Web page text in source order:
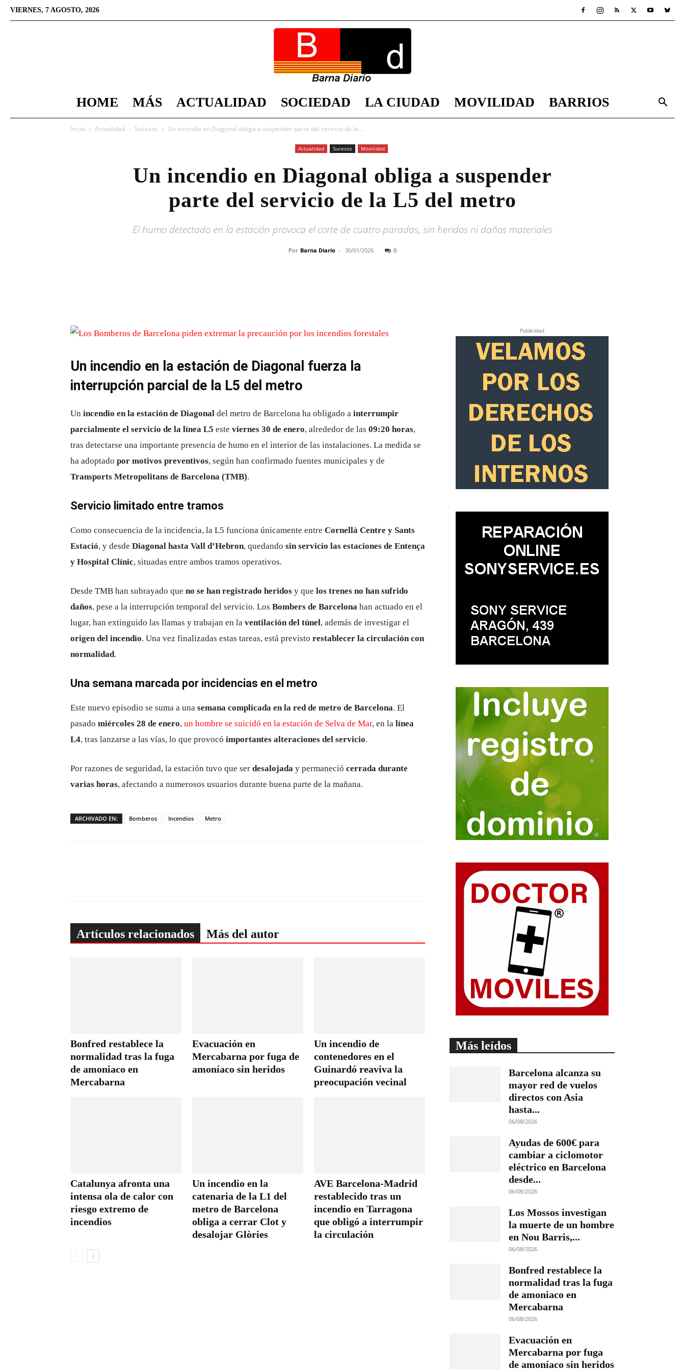
VIERNES, 7 AGOSTO, 2026
Diario
HOME MÁS ACTUALIDAD SOCIEDAD LA CIUDAD MOVILIDAD BARRIOS
Inicio Actualidad Sucesos Un incendio en Diagonal obliga a suspender parte del servicio de la...
Actualidad Sucesos Movilidad
Un incendio en Diagonal obliga a suspender
parte del servicio de la L5 del metro
El humo detectado en la estación provoca el corte de cuatro paradas, sin heridos ni daños materiales
Por Barna Diario - 30/01/2026 0
Un incendio en la estación de Diagonal fuerza la
interrupción parcial de la L5 del metro
Un incendio en la estación de Diagonal del metro de Barcelona ha obligado a interrumpir
parcialmente el servicio de la línea L5 este viernes 30 de enero, alrededor de las 09:20 horas,
tras detectarse una importante presencia de humo en el interior de las instalaciones. La medida se
ha adoptado por motivos preventivos, según han confirmado fuentes municipales y de
Transports Metropolitans de Barcelona (TMB).
Servicio limitado entre tramos
Como consecuencia de la incidencia, la L5 funciona únicamente entre Cornellà Centre y Sants
Estació, y desde Diagonal hasta Vall d’Hebron, quedando sin servicio las estaciones de Entença
y Hospital Clínic, situadas entre ambos tramos operativos.
Desde TMB han subrayado que no se han registrado heridos y que los trenes no han sufrido
daños, pese a la interrupción temporal del servicio. Los Bombers de Barcelona han actuado en el
lugar, han extinguido las llamas y trabajan en la ventilación del túnel, además de investigar el
origen del incendio. Una vez finalizadas estas tareas, está previsto restablecer la circulación con
normalidad.
Una semana marcada por incidencias en el metro
Este nuevo episodio se suma a una semana complicada en la red de metro de Barcelona. El
pasado miércoles 28 de enero, un hombre se suicidó en la estación de Selva de Mar, en la línea
L4, tras lanzarse a las vías, lo que provocó importantes alteraciones del servicio.
Por razones de seguridad, la estación tuvo que ser desalojada y permaneció cerrada durante
varias horas, afectando a numerosos usuarios durante buena parte de la mañana.
ARCHIVADO EN: Bomberos Incendios Metro
Artículos relacionados Más del autor
Bonfred restablece la
normalidad tras la fuga
de amoniaco en
Mercabarna
Evacuación en
Mercabarna por fuga de
amoníaco sin heridos
Un incendio de
contenedores en el
Guinardó reaviva la
preocupación vecinal
Catalunya afronta una
intensa ola de calor con
riesgo extremo de
incendios
Un incendio en la
catenaria de la L1 del
metro de Barcelona
obliga a cerrar Clot y
desalojar Glòries
AVE Barcelona-Madrid
restablecido tras un
incendio en Tarragona
que obligó a interrumpir
la circulación
Publicidad
Más leídos
Barcelona alcanza su
mayor red de vuelos
directos con Asia
hasta...
06/08/2026
Ayudas de 600€ para
cambiar a ciclomotor
eléctrico en Barcelona
desde...
06/08/2026
Los Mossos investigan
la muerte de un hombre
en Nou Barris,...
06/08/2026
Bonfred restablece la
normalidad tras la fuga
de amoniaco en
Mercabarna
06/08/2026
Evacuación en
Mercabarna por fuga
de amoníaco sin heridos